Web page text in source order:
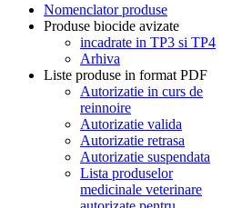
Nomenclator produse
Produse biocide avizate
incadrate in TP3 si TP4
Arhiva
Liste produse in format PDF
Autorizatie in curs de
reinnoire
Autorizatie valida
Autorizatie retrasa
Autorizatie suspendata
Lista produselor
medicinale veterinare